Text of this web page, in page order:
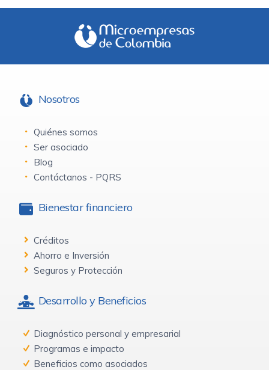
Nosotros
Quiénes somos
Ser asociado
Blog
Contáctanos - PQRS
Bienestar financiero
Créditos
Ahorro e Inversión
Seguros y Protección
Desarrollo y Beneficios
Diagnóstico personal y empresarial
Programas e impacto
Beneficios como asociados